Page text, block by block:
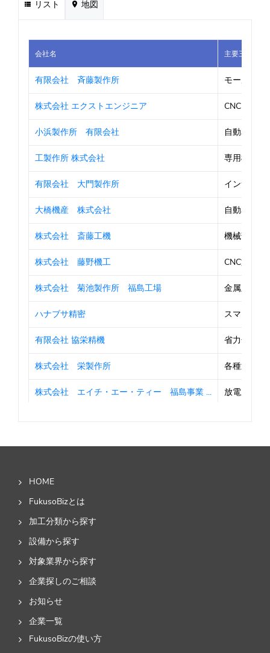
リスト 地図
会社名 主要三品目1
有限会社 斉藤製作所 モールド金
株式会社 エクストエンジニア CNC自動旋
小浜製作所 有限会社 自動車部品
工製作所 株式会社 専用機・自
有限会社 大門製作所 インサート
大橋機産 株式会社 自動車建設
株式会社 斎藤工機 機械部品加
株式会社 藤野機工 CNC旋盤
株式会社 菊池製作所 福島工場 金属及びプ
ハナブサ精密 スマートフ
有限会社 協栄精機 省力化機器
株式会社 栄製作所 各種通信機
株式会社 エイチ・エー・ティー 福島事業 ... 放電加工
株式会社 小高精密 一般機械器
花沢技工
ファスナー工業 株式会社 原町工場
株式会社 タカワ精密
株式会社 三恵舎 本宮工場
有限会社 トライ金型
精研舎
HOME
FukusoBizとは
加工分類から探す
設備から探す
対象業界から探す
企業探しのご相談
お知らせ
企業一覧
FukusoBizの使い方